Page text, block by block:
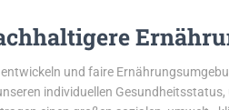
und faire
individuellen